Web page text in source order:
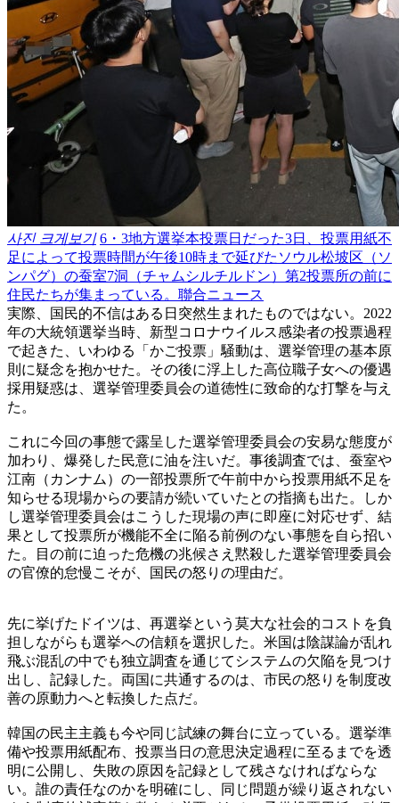
사진 크게보기 6・3地方選挙本投票日だった3日、投票用紙不
足によって投票時間が午後10時まで延びたソウル松坡区（ソ
ンパグ）の蚕室7洞（チャムシルチルドン）第2投票所の前に
住民たちが集まっている。聯合ニュース
実際、国民的不信はある日突然生まれたものではない。2022
年の大統領選挙当時、新型コロナウイルス感染者の投票過程
で起きた、いわゆる「かご投票」騒動は、選挙管理の基本原
則に疑念を抱かせた。その後に浮上した高位職子女への優遇
採用疑惑は、選挙管理委員会の道徳性に致命的な打撃を与え
た。
これに今回の事態で露呈した選挙管理委員会の安易な態度が
加わり、爆発した民意に油を注いだ。事後調査では、蚕室や
江南（カンナム）の一部投票所で午前中から投票用紙不足を
知らせる現場からの要請が続いていたとの指摘も出た。しか
し選挙管理委員会はこうした現場の声に即座に対応せず、結
果として投票所が機能不全に陥る前例のない事態を自ら招い
た。目の前に迫った危機の兆候さえ黙殺した選挙管理委員会
の官僚的怠慢こそが、国民の怒りの理由だ。
先に挙げたドイツは、再選挙という莫大な社会的コストを負
担しながらも選挙への信頼を選択した。米国は陰謀論が乱れ
飛ぶ混乱の中でも独立調査を通じてシステムの欠陥を見つけ
出し、記録した。両国に共通するのは、市民の怒りを制度改
善の原動力へと転換した点だ。
韓国の民主主義も今や同じ試練の舞台に立っている。選挙準
備や投票用紙配布、投票当日の意思決定過程に至るまでを透
明に公開し、失敗の原因を記録として残さなければならな
い。誰の責任なのかを明確にし、同じ問題が繰り返されない